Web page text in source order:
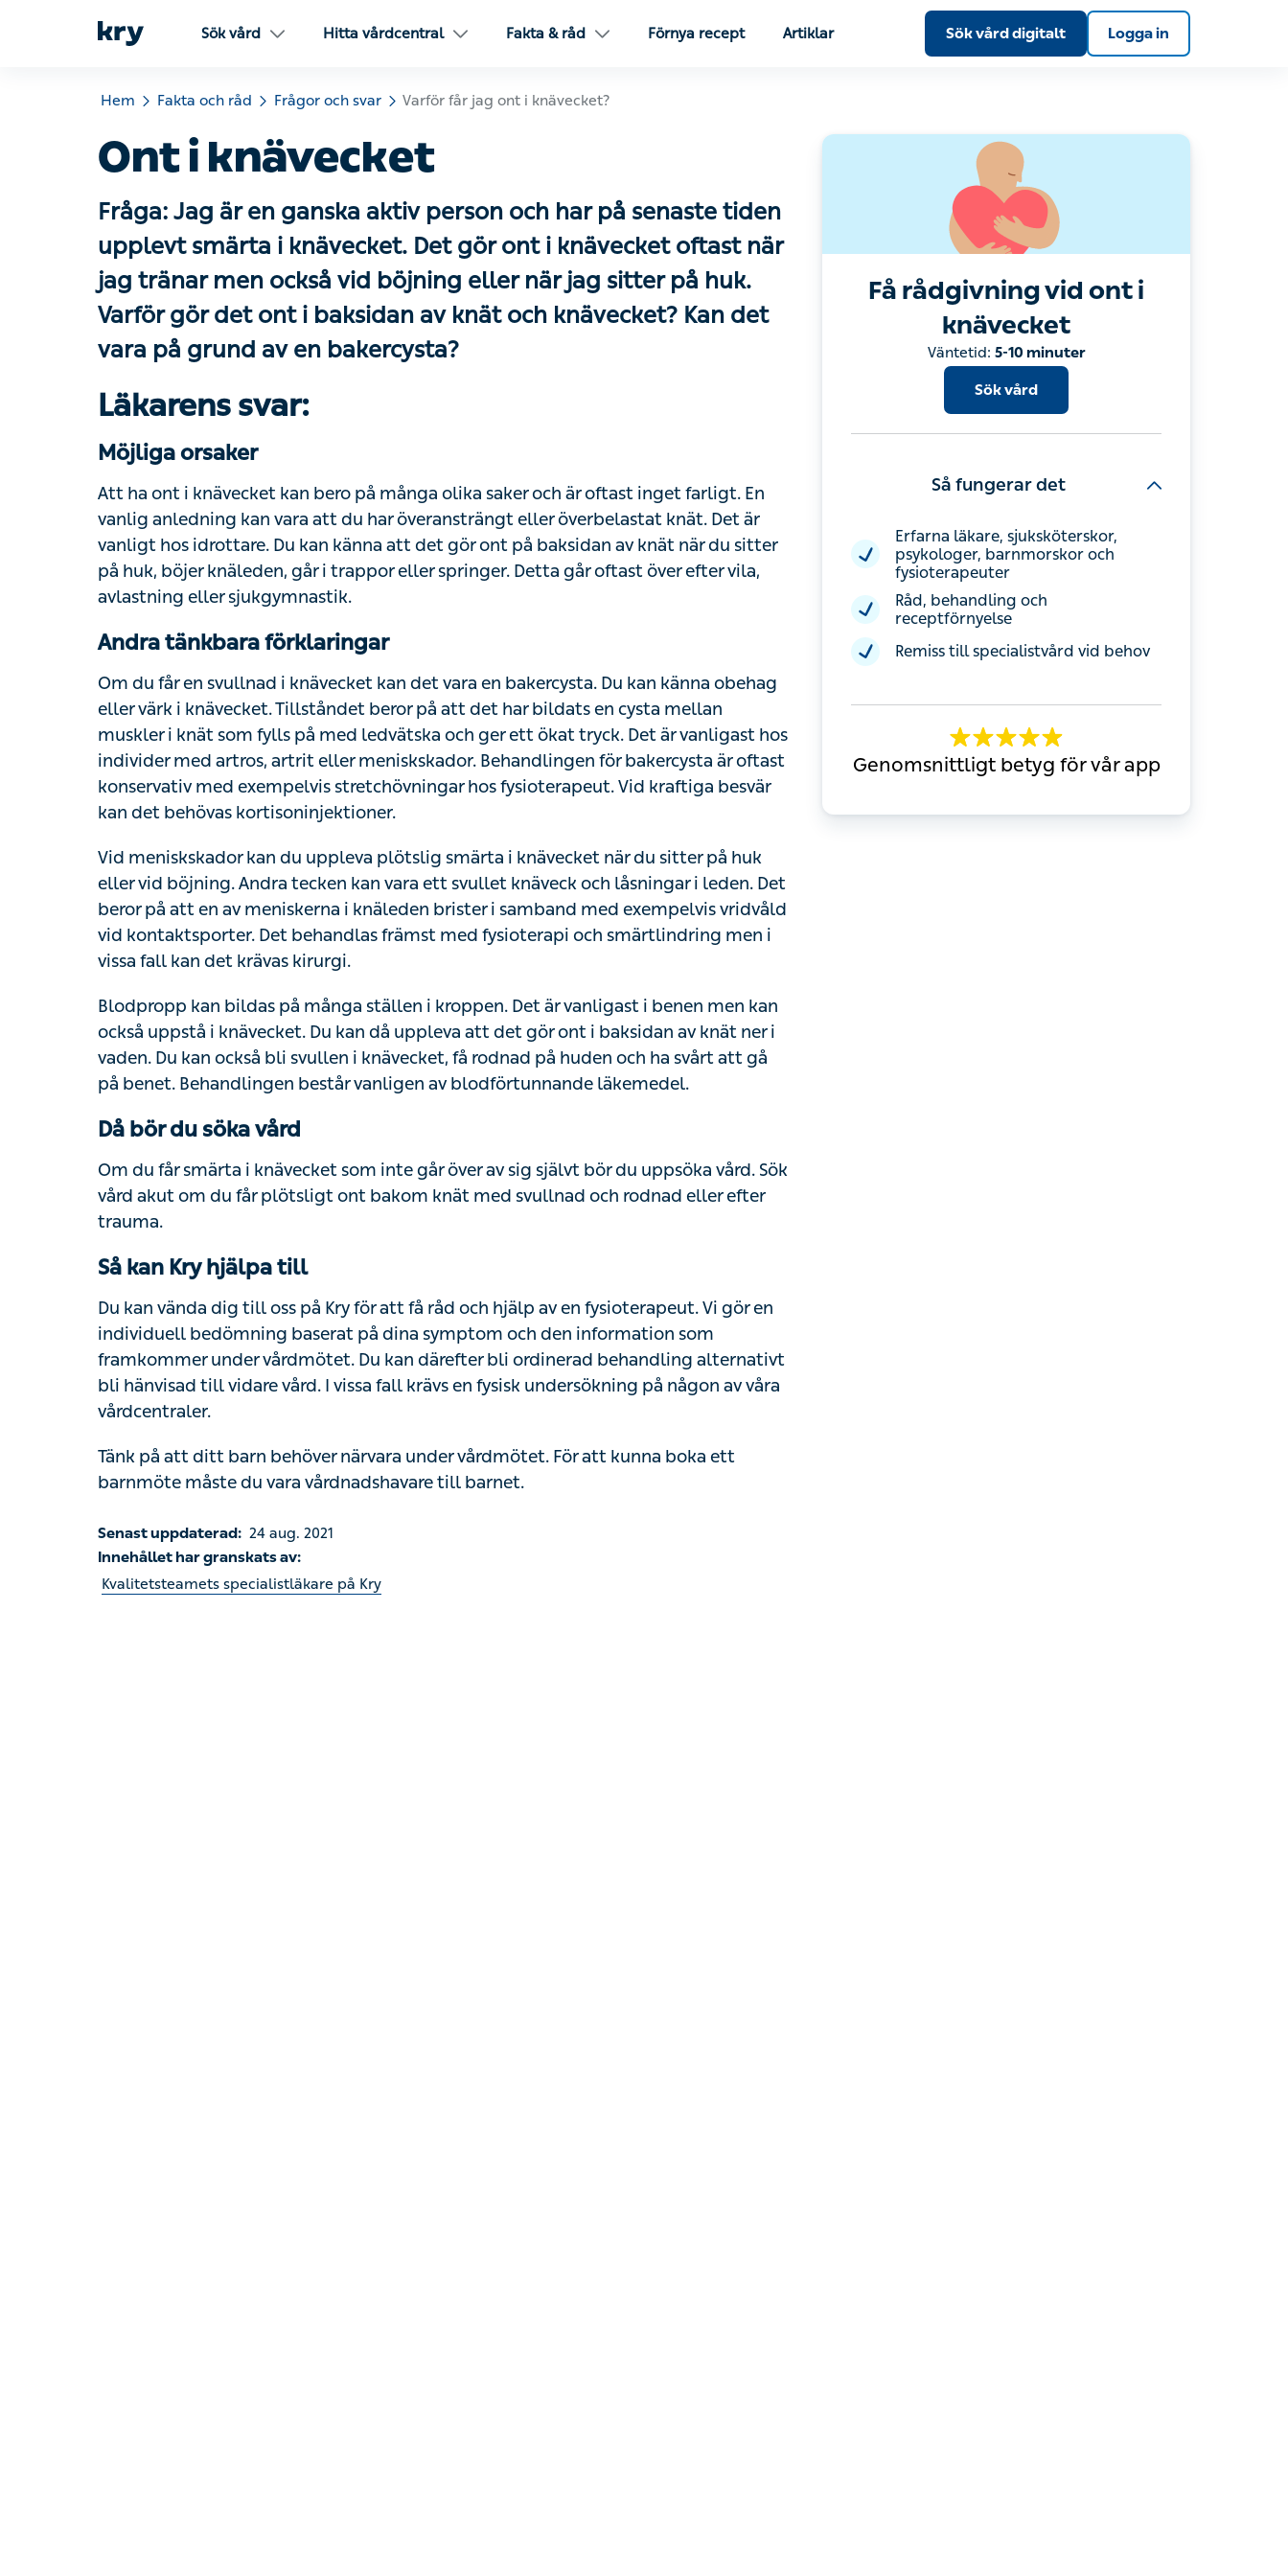
Sök vård Hitta vårdcentral Fakta & råd Förnya recept Artiklar Sök vård digitalt Logga in
Hem Fakta och råd Frågor och svar Varför får jag ont i knävecket?
Ont i knävecket
Fråga: Jag är en ganska aktiv person och har på senaste tiden
upplevt smärta i knävecket. Det gör ont i knävecket oftast när
jag tränar men också vid böjning eller när jag sitter på huk.
Varför gör det ont i baksidan av knät och knävecket? Kan det
vara på grund av en bakercysta?
Läkarens svar:
Möjliga orsaker
Att ha ont i knävecket kan bero på många olika saker och är oftast inget farligt. En
vanlig anledning kan vara att du har överansträngt eller överbelastat knät. Det är
vanligt hos idrottare. Du kan känna att det gör ont på baksidan av knät när du sitter
på huk, böjer knäleden, går i trappor eller springer. Detta går oftast över efter vila,
avlastning eller sjukgymnastik.
Andra tänkbara förklaringar
Om du får en svullnad i knävecket kan det vara en bakercysta. Du kan känna obehag
eller värk i knävecket. Tillståndet beror på att det har bildats en cysta mellan
muskler i knät som fylls på med ledvätska och ger ett ökat tryck. Det är vanligast hos
individer med artros, artrit eller meniskskador. Behandlingen för bakercysta är oftast
konservativ med exempelvis stretchövningar hos fysioterapeut. Vid kraftiga besvär
kan det behövas kortisoninjektioner.
Vid meniskskador kan du uppleva plötslig smärta i knävecket när du sitter på huk
eller vid böjning. Andra tecken kan vara ett svullet knäveck och låsningar i leden. Det
beror på att en av meniskerna i knäleden brister i samband med exempelvis vridvåld
vid kontaktsporter. Det behandlas främst med fysioterapi och smärtlindring men i
vissa fall kan det krävas kirurgi.
Blodpropp kan bildas på många ställen i kroppen. Det är vanligast i benen men kan
också uppstå i knävecket. Du kan då uppleva att det gör ont i baksidan av knät ner i
vaden. Du kan också bli svullen i knävecket, få rodnad på huden och ha svårt att gå
på benet. Behandlingen består vanligen av blodförtunnande läkemedel.
Då bör du söka vård
Om du får smärta i knävecket som inte går över av sig självt bör du uppsöka vård. Sök
vård akut om du får plötsligt ont bakom knät med svullnad och rodnad eller efter
trauma.
Så kan Kry hjälpa till
Du kan vända dig till oss på Kry för att få råd och hjälp av en fysioterapeut. Vi gör en
individuell bedömning baserat på dina symptom och den information som
framkommer under vårdmötet. Du kan därefter bli ordinerad behandling alternativt
bli hänvisad till vidare vård. I vissa fall krävs en fysisk undersökning på någon av våra
vårdcentraler.
Tänk på att ditt barn behöver närvara under vårdmötet. För att kunna boka ett
barnmöte måste du vara vårdnadshavare till barnet.
Få rådgivning vid ont i
knävecket
Sök vård
Så fungerar det
Erfarna läkare, sjuksköterskor,
psykologer, barnmorskor och
fysioterapeuter
Råd, behandling och
receptförnyelse
Remiss till specialistvård vid behov
Genomsnittligt betyg för vår app
Senast uppdaterad: 24 aug. 2021
Innehållet har granskats av:
Kvalitetsteamets specialistläkare på Kry